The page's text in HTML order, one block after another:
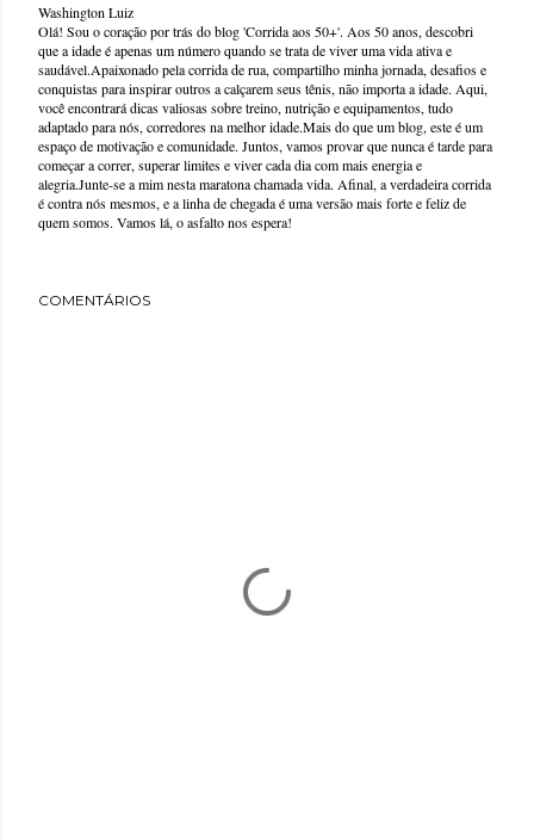
Washington Luiz
Olá! Sou o coração por trás do blog 'Corrida aos 50+'. Aos 50 anos, descobri
que a idade é apenas um número quando se trata de viver uma vida ativa e
saudável.Apaixonado pela corrida de rua, compartilho minha jornada, desafios e
conquistas para inspirar outros a calçarem seus tênis, não importa a idade. Aqui,
você encontrará dicas valiosas sobre treino, nutrição e equipamentos, tudo
adaptado para nós, corredores na melhor idade.Mais do que um blog, este é um
espaço de motivação e comunidade. Juntos, vamos provar que nunca é tarde para
começar a correr, superar limites e viver cada dia com mais energia e
alegria.Junte-se a mim nesta maratona chamada vida. Afinal, a verdadeira corrida
é contra nós mesmos, e a linha de chegada é uma versão mais forte e feliz de
quem somos. Vamos lá, o asfalto nos espera!
COMENTÁRIOS